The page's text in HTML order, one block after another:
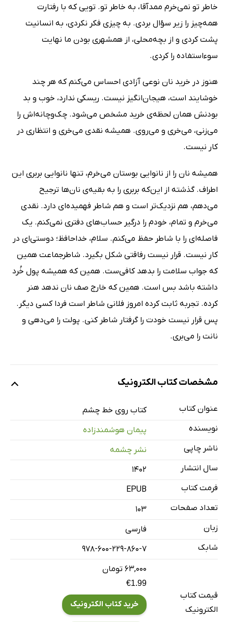
‌خاطر تو نمی‌خرم ممدآقا، به ‌خاطر تو. تویی که با رفتارت
همه‌چیز را زیر سؤال بردی. به چیزی فکر نکردی، به انسانیت
پشت کردی و از بچه‌محلی، از همشهری بودن ما نهایت
سوءاستفاده را کردی.
هنوز در خرید نان نوعی آزادی احساس می‌کنم که هر چند
خوشایند است، هیجان‌انگیز نیست. ریسکی ندارد، خوب و بد
بودنش همان لحظه‌ی خرید مشخص می‌شود. چک‌و‌چانه‌اش را
می‌زنی، می‌خری و می‌روی. همیشه نقدی می‌خری و انتظاری در
کار نیست.
همیشه نان را از نانوایی بوستان می‌خرم، تنها نانوایی بربری این
اطراف. گذشته از این‌که بربری را به بقیه‌ی نان‌ها ترجیح
می‌دهم، هم نزدیک‌تر است و هم شاطر فهمیده‌ای دارد. نقدی
می‌خرم و تمام، خودم را درگیر حساب‌های دفتری نمی‌کنم. یک
فاصله‌ای را با شاطر حفظ می‌کنم. سلام، خداحافظ؛ دوستی‌ای در
کار نیست. قرار نیست رفاقتی شکل بگیرد. شاطر‌جماعت همین
که جواب سلامت را بدهد کافی‌ست. همین که همیشه پول خُرد
داشته باشد بس است. همین که خارج صف نان ندهد هنر
کرده. تجربه ثابت کرده امروز فلانی شاطر است فردا کسی دیگر.
پس قرار نیست خودت را گرفتار شاطر کنی. پولت را می‌دهی و
نانت را می‌بری.
مشخصات کتاب الکترونیک
عنوان کتاب
کتاب روی خط چشم
نویسنده
پیمان هوشمندزاده
ناشر چاپی
نشر چشمه
سال انتشار
۱۴۰۲
فرمت کتاب
EPUB
تعداد صفحات
103
زبان
فارسی
شابک
978-600-229-860-7
قیمت کتاب
الکترونیک
۶۳,۰۰۰ تومان
€1.99
خرید کتاب الکترونیک